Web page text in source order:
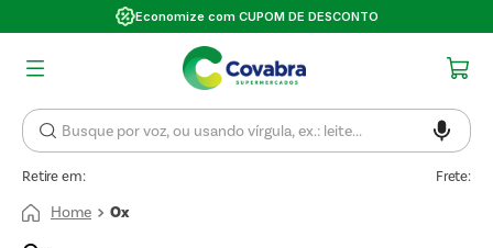
Economize com CUPOM DE DESCONTO
Retire em: Frete:
Ox